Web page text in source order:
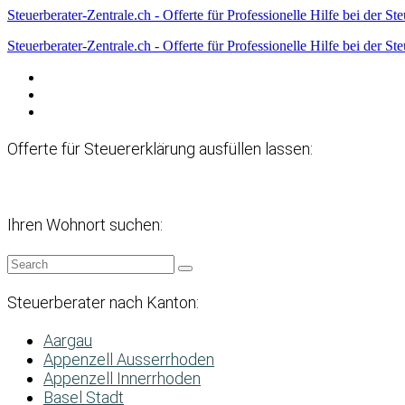
Steuerberater-Zentrale.ch - Offerte für Professionelle Hilfe bei der
Steuerberater-Zentrale.ch - Offerte für Professionelle Hilfe bei der
Offerte für Steuererklärung ausfüllen lassen:
Ihren Wohnort suchen:
Steuerberater nach Kanton:
Aargau
Appenzell Ausserrhoden
Appenzell Innerrhoden
Basel Stadt